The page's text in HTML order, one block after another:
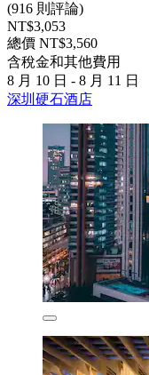
(916 則評論)
NT$3,053
總價 NT$3,560
含稅金和其他費用
8 月 10 日 - 8 月 11 日
深圳硬石酒店